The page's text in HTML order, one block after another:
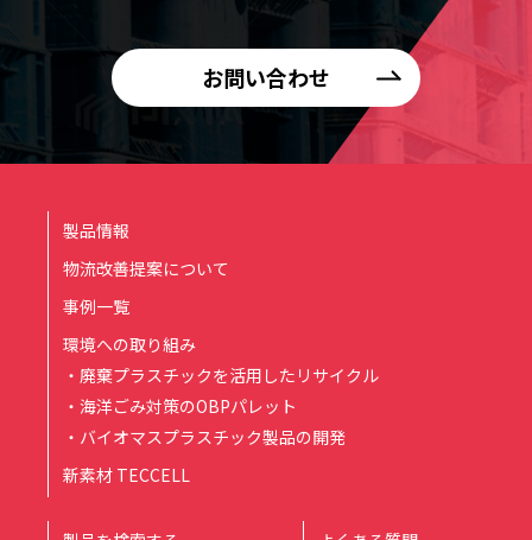
お問い合わせ
製品情報
物流改善提案について
事例一覧
環境への取り組み
・廃棄プラスチックを活用したリサイクル
・海洋ごみ対策のOBPパレット
・バイオマスプラスチック製品の開発
新素材 TECCELL